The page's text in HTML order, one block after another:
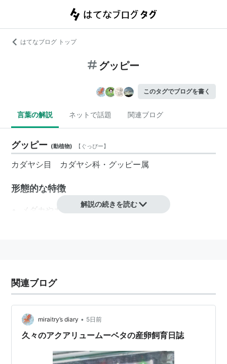
はてなブログ トップ
グッピー
このタグでブログを書く
言葉の解説 ネットで話題 関連ブログ
グッピー (動植物) 【 ぐっぴー】
カダヤシ目 カダヤシ科・グッピー属
形態的な特徴
メダカやカダヤシに似ている
黄色かったりとメスによる）
オスもメスも背ビレや青ビレの色や形が様々で、特
にオスのバリエーションは多種多様
生態的な特徴
卵胎生（卵を体内で育成させて仔魚を産む繁殖形
解説の続きを読む
関連ブログ
miraitry’s diary • 5日前
久々のアクアリュームーベタの産卵飼育日誌